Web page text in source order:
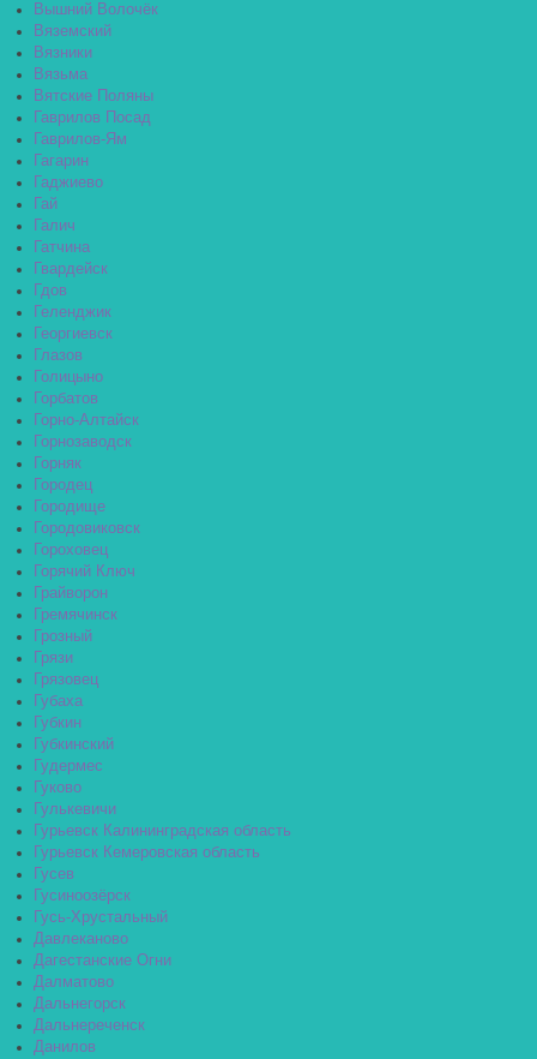
Вышний Волочёк
Вяземский
Вязники
Вязьма
Вятские Поляны
Гаврилов Посад
Гаврилов-Ям
Гагарин
Гаджиево
Гай
Галич
Гатчина
Гвардейск
Гдов
Геленджик
Георгиевск
Глазов
Голицыно
Горбатов
Горно-Алтайск
Горнозаводск
Горняк
Городец
Городище
Городовиковск
Гороховец
Горячий Ключ
Грайворон
Гремячинск
Грозный
Грязи
Грязовец
Губаха
Губкин
Губкинский
Гудермес
Гуково
Гулькевичи
Гурьевск Калининградская область
Гурьевск Кемеровская область
Гусев
Гусиноозёрск
Гусь-Хрустальный
Давлеканово
Дагестанские Огни
Далматово
Дальнегорск
Дальнереченск
Данилов